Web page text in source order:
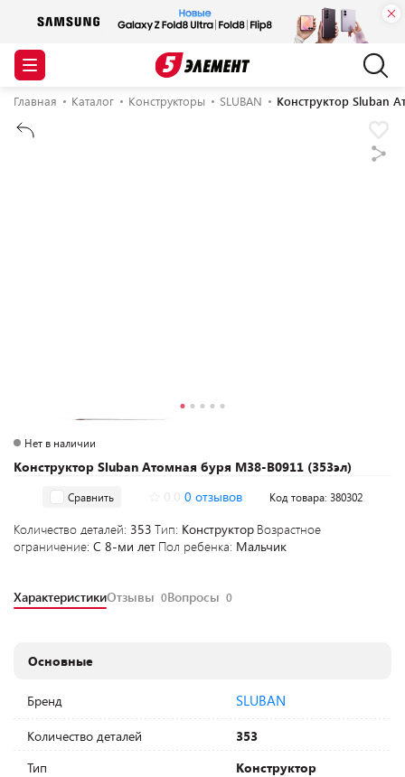
Главная Каталог Конструкторы SLUBAN Конструктор Sluban
Конструктор Sluban Атомная буря M38-B0911 (353эл)
Нет в наличии
Сравнить 0 отзывов Код товара: 380302
Количество деталей: 353 Тип: Конструктор Возрастное
ограничение: С 8-ми лет Пол ребенка: Мальчик
ХарактеристикиОтзывы 0Вопросы 0
Основные
Бренд SLUBAN
Количество деталей
353
Тип
Конструктор